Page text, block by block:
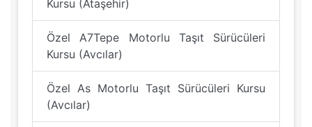
Kursu (Ataşehir)
Özel A7Tepe Motorlu Taşıt Sürücüleri
Kursu (Avcılar)
Özel As Motorlu Taşıt Sürücüleri Kursu
(Avcılar)